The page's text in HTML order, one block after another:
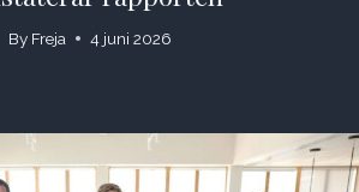
By Freja 4 juni 2026